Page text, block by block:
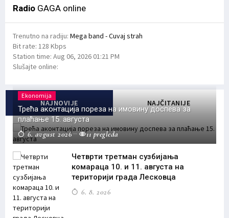
Radio GAGA online
Trenutno na radiju: Mega band - Cuvaj strah
Bit rate: 128 Kbps
Station time: Aug 06, 2026 01:21 PM
Slušajte online:
NAJNOVIJE NAJČITANIJE
Ekonomija
Трећа аконтација пореза на имовину доспева за
плаћање 15. августа
6. avgust 2026
11 pregleda
Четврти третман сузбијања
комараца 10. и 11. августа на
територији града Лесковца
6. 8. 2026